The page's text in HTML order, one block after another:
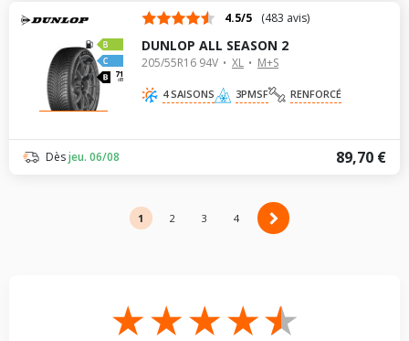
71
dB
4.5/5 (483 avis)
DUNLOP ALL SEASON 2
205/55R16 94V XL M+S
4 SAISONS 3PMSF RENFORCÉ
89,70 €
Dèsjeu. 06/08
1 2 3 4